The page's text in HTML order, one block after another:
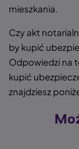
mieszkania.
Czy akt
by kupić
Odpowiedzi na
kupić
znajdziesz